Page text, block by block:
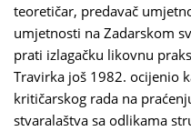
teoretičar, predavač
umjetnosti na Zadarskom
prati izlagačku likovnu
Travirka još 1982. ocijenio
kritičarskog rada na
stvaralaštva sa odlikama